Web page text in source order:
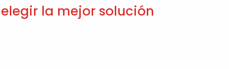
la mejor solución